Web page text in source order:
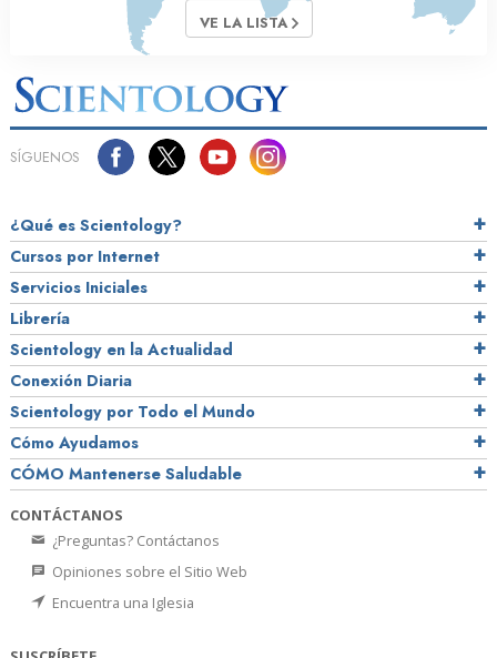
VE LA LISTA
SÍGUENOS
¿Qué es Scientology?
Cursos por Internet
Servicios Iniciales
Librería
Scientology en la Actualidad
Conexión Diaria
Scientology por Todo el Mundo
Cómo Ayudamos
CÓMO Mantenerse Saludable
CONTÁCTANOS
¿Preguntas? Contáctanos
Opiniones sobre el Sitio Web
Encuentra una Iglesia